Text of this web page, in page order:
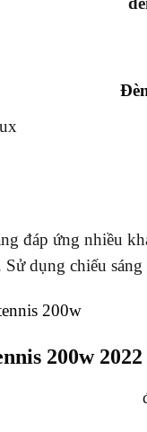
đáp ứng nhiều
dụng chiếu sáng
200w
200w 2022